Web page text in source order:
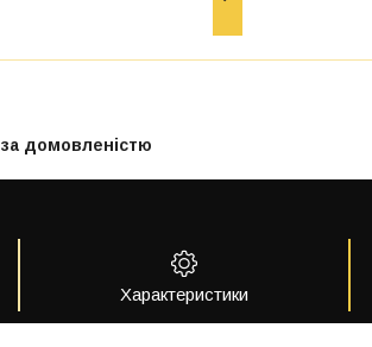
за домовленістю
Характеристики